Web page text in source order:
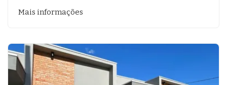
Mais informações